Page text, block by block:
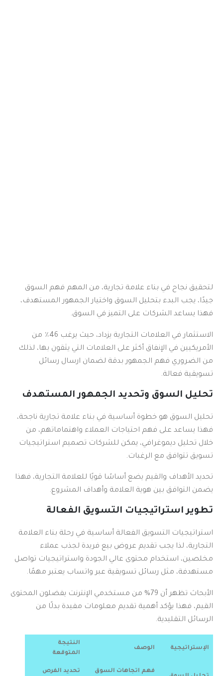
لتحقيق نجاح في بناء علامة تجارية، من المهم فهم السوق
جيدًا، يجب البدء بتحليل السوق واختيار الجمهور المستهدف،
فهذا يساعد الشركات على التميز في السوق.
الاستثمار في العلامات التجارية يزداد، حيث يرغب 46٪ من
الأمريكيين في الإنفاق أكثر على العلامات التي يثقون بها، لذلك
من الضروري فهم الجمهور بدقة لضمان ارسال رسائل
تسويقية فعالة.
تحليل السوق وتحديد الجمهور المستهدف
تحليل السوق هو خطوة أساسية في بناء علامة تجارية ناجحة،
فهذا يساعد على فهم احتياجات العملاء واهتماماتهم، من
خلال تحليل ديموغرافي، يمكن للشركات تصميم استراتيجيات
تسويق تتوافق مع الرغبات.
تحديد الأهداف والقيم يضع أساسًا قويًا للعلامة التجارية، فهذا
يضمن التوافق بين هوية العلامة وأهداف المشروع.
تطوير استراتيجيات التسويق الفعالة
استراتيجيات التسويق الفعالة أساسية في رحلة بناء العلامة
التجارية، لذا يجب تقديم عروض بيع فريدة لجذب عملاء
مخلصين، استخدام محتوى عالي الجودة واستراتيجيات تواصل
مستهدفة، مثل رسائل تسويقية عبر واتساب يعتبر مهمًا.
الأبحاث تظهر أن 79% من مستخدمي الإنترنت يفضلون المحتوى
القيم، فهذا يؤكد أهمية تقديم معلومات مفيدة بدلًا من
الرسائل التقليدية.
الإستراتيجية الوصف
النتيجة
المتوقعة
فهم اتجاهات السوق تحديد الفرص